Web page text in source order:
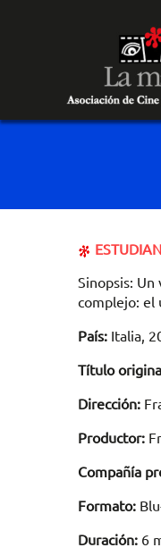
Sinopsis:
complejo: el
País: Italia,
Título
Dirección:
Productor:
Compañía
Formato:
Duración: 6